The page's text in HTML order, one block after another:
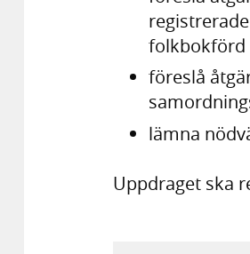
folkbokförd
föreslå
lämna
Uppdraget ska